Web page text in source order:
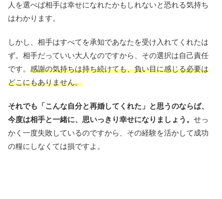
人を選べば相手は幸せになれたかもしれないと恐れる気持ち
はわかります。
しかし、相手はすべてを承知であなたを受け入れてくれたは
ず。相手だっていい大人なのですから、その選択は自己責任
です。 感謝の気持ちは持ち続けても、負い目に感じる必要は
どこにもありません。
それでも「こんな自分と再婚してくれた」と思うのならば、
今度は相手と一緒に、思いっきり幸せになりましょう。 せっ
かく一度失敗しているのですから、その経験を活かして成功
の糧にしなくては損ですよ。